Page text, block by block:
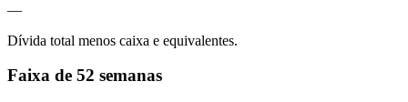
—
Dívida total menos caixa e equivalentes.
Faixa de 52 semanas